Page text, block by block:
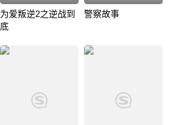
为爱叛逆2之逆战到
底
警察故事